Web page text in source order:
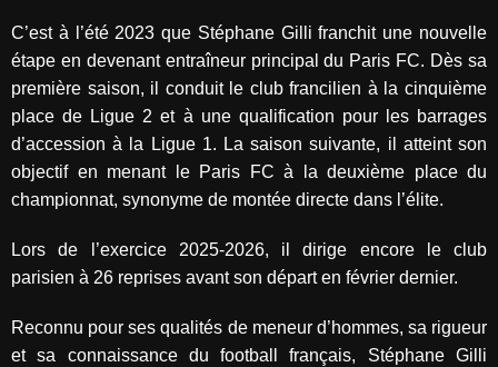
C’est à l’été 2023 que Stéphane Gilli franchit une nouvelle
étape en devenant entraîneur principal du Paris FC. Dès sa
première saison, il conduit le club francilien à la cinquième
place de Ligue 2 et à une qualification pour les barrages
d’accession à la Ligue 1. La saison suivante, il atteint son
objectif en menant le Paris FC à la deuxième place du
championnat, synonyme de montée directe dans l’élite.
Lors de l’exercice 2025-2026, il dirige encore le club
parisien à 26 reprises avant son départ en février dernier.
Reconnu pour ses qualités de meneur d’hommes, sa rigueur
et sa connaissance du football français, Stéphane Gilli